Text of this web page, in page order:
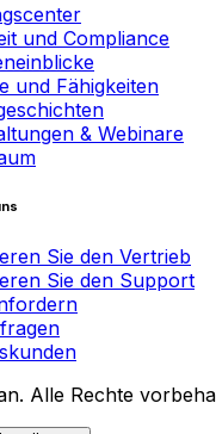
und Compliance
und Fähigkeiten
& Webinare
Sie den Vertrieb
Sie den Support
Alle Rechte